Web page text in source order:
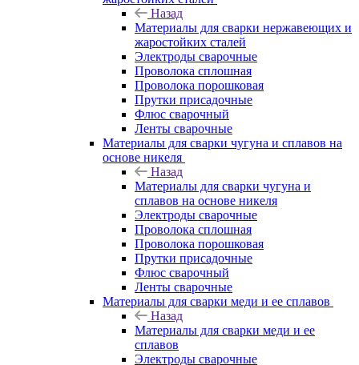
Назад
Материалы для сварки нержавеющих и
жаростойких сталей
Электроды сварочные
Проволока сплошная
Проволока порошковая
Прутки присадочные
Флюс сварочный
Ленты сварочные
Материалы для сварки чугуна и сплавов на
основе никеля
Назад
Материалы для сварки чугуна и
сплавов на основе никеля
Электроды сварочные
Проволока сплошная
Проволока порошковая
Прутки присадочные
Флюс сварочный
Ленты сварочные
Материалы для сварки меди и ее сплавов
Назад
Материалы для сварки меди и ее
сплавов
Электроды сварочные